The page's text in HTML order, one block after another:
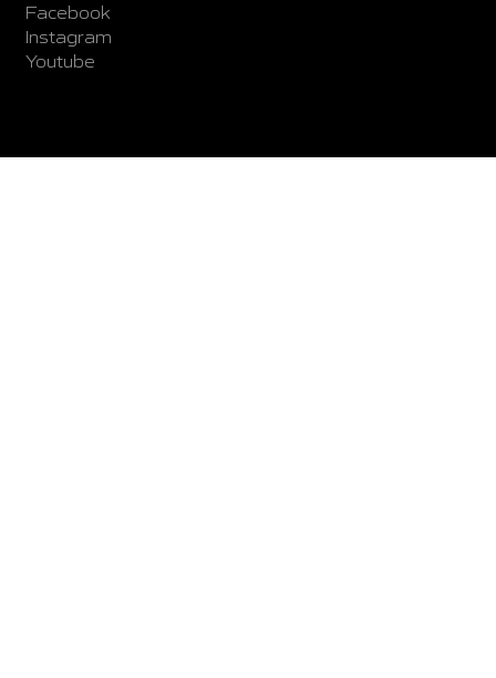
Facebook
Instagram
Youtube